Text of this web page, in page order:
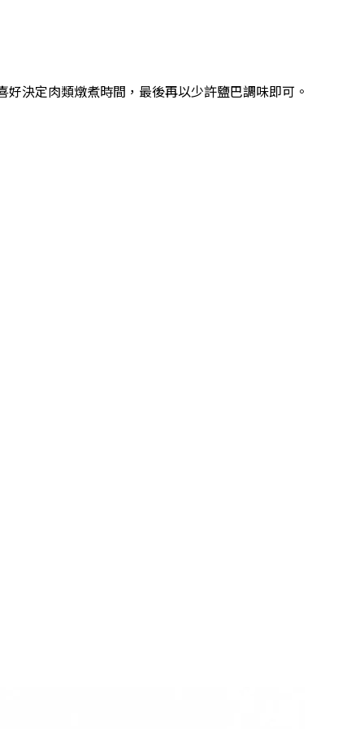
決定肉類燉煮時間，最後再以少許鹽巴調味即可。